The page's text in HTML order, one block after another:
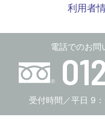
利用者
電話でのお問
受付時間／平日 9